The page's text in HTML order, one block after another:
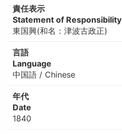
責任表示
Statement of Responsibility
東国興(和名：津波古政正)
言語
Language
中国語 / Chinese
年代
Date
1840